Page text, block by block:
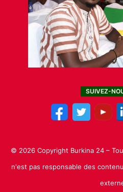
SUIVEZ-
© 2026 Copyright Burkina 24 –
n'est pas responsable des